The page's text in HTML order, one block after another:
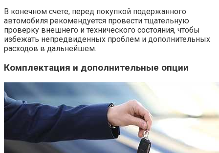
В конечном счете, перед покупкой подержанного
автомобиля рекомендуется провести тщательную
проверку внешнего и технического состояния, чтобы
избежать непредвиденных проблем и дополнительных
расходов в дальнейшем.
Комплектация и дополнительные опции